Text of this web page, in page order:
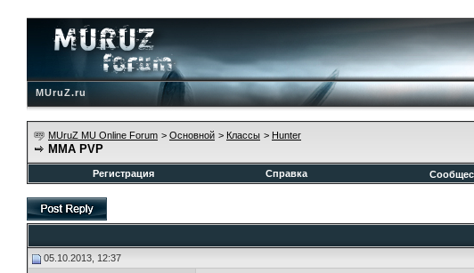
MUruZ.ru
MUruZ MU Online Forum > Основной > Классы > Hunter
ММА PVP
Регистрация
Справка
05.10.2013, 12:37